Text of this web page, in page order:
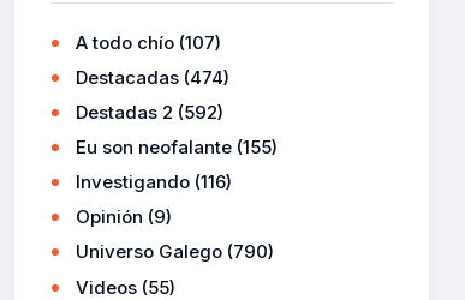
A todo chío (107)
Destacadas (474)
Destadas 2 (592)
Eu son neofalante (155)
Investigando (116)
Opinión (9)
Universo Galego (790)
Videos (55)